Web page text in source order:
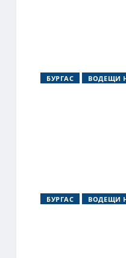
БУРГАС ВОДЕЩИ
БУРГАС ВОДЕЩИ